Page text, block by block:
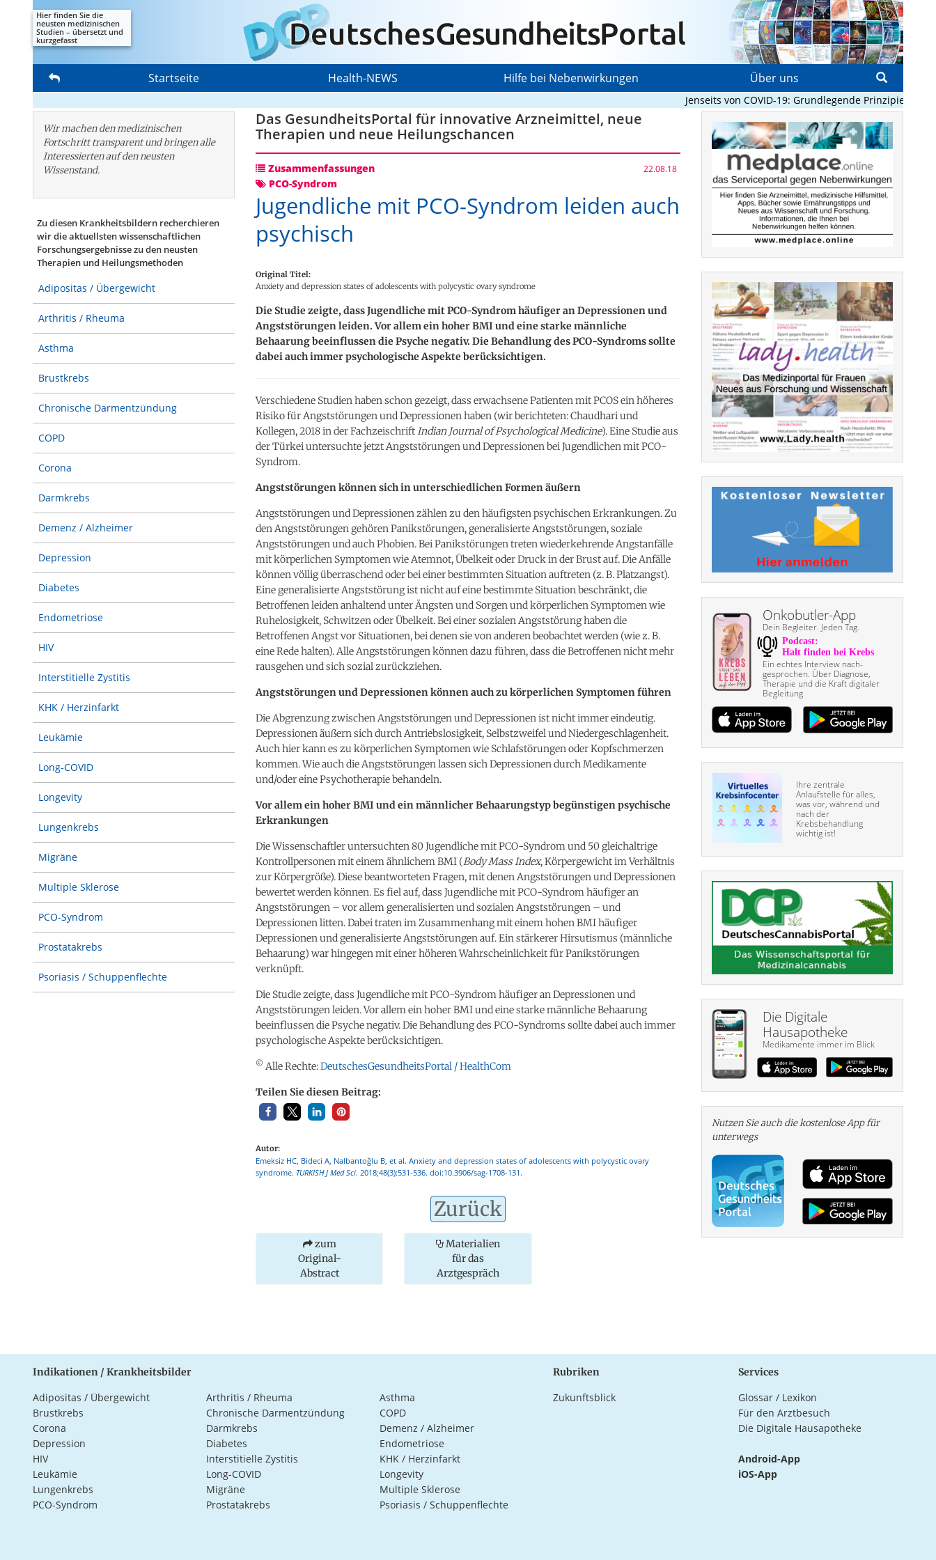
Hier finden Sie die
neusten medizinischen
Studien – übersetzt und
kurzgefasst
Startseite Health-NEWS Hilfe bei Nebenwirkungen Über uns
Jenseits von COVID-19: Grundlegende Prinzipien, die
Wir machen den medizinischen
Fortschritt transparent und bringen alle
Interessierten auf den neusten
Wissenstand.
Zu diesen Krankheitsbildern recherchieren
wir die aktuellsten wissenschaftlichen
Forschungs­ergebnisse zu den neusten
Therapien und Heilungsmethoden
Adipositas / Übergewicht
Arthritis / Rheuma
Asthma
Brustkrebs
Chronische Darmentzündung
COPD
Corona
Darmkrebs
Demenz / Alzheimer
Depression
Diabetes
Endometriose
HIV
Interstitielle Zystitis
KHK / Herzinfarkt
Leukämie
Long-COVID
Longevity
Lungenkrebs
Migräne
Multiple Sklerose
PCO-Syndrom
Prostatakrebs
Psoriasis / Schuppenflechte
Das GesundheitsPortal für innovative Arzneimittel, neue
Therapien und neue Heilungschancen
Zusammenfassungen 22.08.18
PCO-Syndrom
Jugendliche mit PCO-Syndrom leiden auch
psychisch
Original Titel:
Anxiety and depression states of adolescents with polycystic ovary syndrome
Die Studie zeigte, dass Jugendliche mit PCO-Syndrom häufiger an Depressionen und
Angststörungen leiden. Vor allem ein hoher BMI und eine starke männliche
Behaarung beeinflussen die Psyche negativ. Die Behandlung des PCO-Syndroms sollte
dabei auch immer psychologische Aspekte berücksichtigen.
Verschiedene Studien haben schon gezeigt, dass erwachsene Patienten mit PCOS ein höheres
Risiko für Angststörungen und Depressionen haben (wir berichteten: Chaudhari und
Kollegen, 2018 in der FachzeischriftIndian Journal of Psychological Medicine). Eine Studie aus
der Türkei untersuchte jetzt Angststörungen und Depressionen bei Jugendlichen mit PCO-
Syndrom.
Angststörungen können sich in unterschiedlichen Formen äußern
Angststörungen und Depressionen zählen zu den häufigsten psychischen Erkrankungen. Zu
den Angststörungen gehören Panikstörungen, generalisierte Angststörungen, soziale
Angststörungen und auch Phobien. Bei Panikstörungen treten wiederkehrende Angstanfälle
mit körperlichen Symptomen wie Atemnot, Übelkeit oder Druck in der Brust auf. Die Anfälle
können völlig überraschend oder bei einer bestimmten Situation auftreten (z. B. Platzangst).
Eine generalisierte Angststörung ist nicht auf eine bestimmte Situation beschränkt, die
Betroffenen leiden anhaltend unter Ängsten und Sorgen und körperlichen Symptomen wie
Ruhelosigkeit, Schwitzen oder Übelkeit. Bei einer sozialen Angststörung haben die
Betroffenen Angst vor Situationen, bei denen sie von anderen beobachtet werden (wie z. B.
eine Rede halten). Alle Angststörungen können dazu führen, dass die Betroffenen nicht mehr
rausgehen und sich sozial zurückziehen.
Angststörungen und Depressionen können auch zu körperlichen Symptomen führen
Die Abgrenzung zwischen Angststörungen und Depressionen ist nicht immer eindeutig.
Depressionen äußern sich durch Antriebslosigkeit, Selbstzweifel und Niedergeschlagenheit.
Auch hier kann es zu körperlichen Symptomen wie Schlafstörungen oder Kopfschmerzen
kommen. Wie auch die Angststörungen lassen sich Depressionen durch Medikamente
und/oder eine Psychotherapie behandeln.
Vor allem ein hoher BMI und ein männlicher Behaarungstyp begünstigen psychische
Erkrankungen
Die Wissenschaftler untersuchten 80 Jugendliche mit PCO-Syndrom und 50 gleichaltrige
Kontrollpersonen mit einem ähnlichem BMI (Body Mass Index, Körpergewicht im Verhältnis
zur Körpergröße). Diese beantworteten Fragen, mit denen Angststörungen und Depressionen
bewertet werden können. Es fiel auf, dass Jugendliche mit PCO-Syndrom häufiger an
Angststörungen – vor allem generalisierten und sozialen Angststörungen – und
Depressionen litten. Dabei traten im Zusammenhang mit einem hohen BMI häufiger
Depressionen und generalisierte Angststörungen auf. Ein stärkerer Hirsutismus (männliche
Behaarung) war hingegen mit einer höheren Wahrscheinlichkeit für Panikstörungen
verknüpft.
Die Studie zeigte, dass Jugendliche mit PCO-Syndrom häufiger an Depressionen und
Angststörungen leiden. Vor allem ein hoher BMI und eine starke männliche Behaarung
beeinflussen die Psyche negativ. Die Behandlung des PCO-Syndroms sollte dabei auch immer
psychologische Aspekte berücksichtigen.
© Alle Rechte:DeutschesGesundheitsPortal / HealthCom
Teilen Sie diesen Beitrag:
Autor:
Emeksiz HC, Bideci A, Nalbantoğlu B, et al. Anxiety and depression states of adolescents with polycystic ovary
syndrome. TURKISH J Med Sci. 2018;48(3):531-536. doi:10.3906/sag-1708-131.
Zurück
zum
Original-
Abstract
Materialien
für das
Arztgespräch
Onkobutler-App
Dein Begleiter. Jeden Tag.
Ein echtes Interview nach­
gesprochen. Über Diagnose,
Therapie und die Kraft digitaler
Begleitung
Ihre zentrale
Anlaufstelle für alles,
was vor, während und
nach der
Krebsbehandlung
wichtig ist!
Die Digitale
Hausapotheke
Medikamente immer im Blick
Nutzen Sie auch die kosten­lose App für
unterwegs
Indikationen / Krankheitsbilder
Adipositas / Übergewicht Arthritis / Rheuma
Asthma
Brustkrebs
Chronische Darmentzündung
COPD
Corona
Darmkrebs
Demenz / Alzheimer
Depression
Diabetes
Endometriose
HIV
Interstitielle Zystitis
KHK / Herzinfarkt
Leukämie
Long-COVID
Longevity
Lungenkrebs
Migräne
Multiple Sklerose
PCO-Syndrom
Prostatakrebs Psoriasis / Schuppenflechte
Rubriken
Zukunftsblick
Services
Glossar / Lexikon
Für den Arztbesuch
Die Digitale Hausapotheke
Android-App
iOS-App